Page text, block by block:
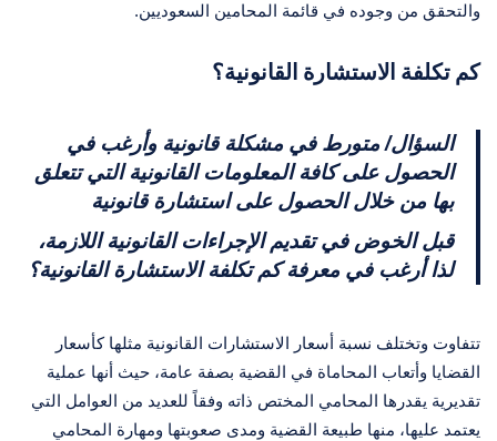
والتحقق من وجوده في قائمة المحامين السعوديين.
كم تكلفة الاستشارة القانونية؟
السؤال/ متورط في مشكلة قانونية وأرغب في
الحصول على كافة المعلومات القانونية التي تتعلق
بها من خلال الحصول على استشارة قانونية
قبل الخوض في تقديم الإجراءات القانونية اللازمة،
لذا أرغب في معرفة كم تكلفة الاستشارة القانونية؟
تتفاوت وتختلف نسبة أسعار الاستشارات القانونية مثلها كأسعار
القضايا وأتعاب المحاماة في القضية بصفة عامة، حيث أنها عملية
تقديرية يقدرها المحامي المختص ذاته وفقاً للعديد من العوامل التي
يعتمد عليها، منها طبيعة القضية ومدى صعوبتها ومهارة المحامي